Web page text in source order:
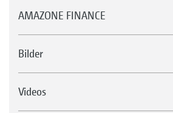
AMAZONE FINANCE
Bilder
Videos